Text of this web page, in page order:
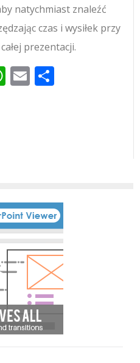
natychmiast znaleźć
czas i wysiłek przy
prezentacji.
WhatsApp
Email